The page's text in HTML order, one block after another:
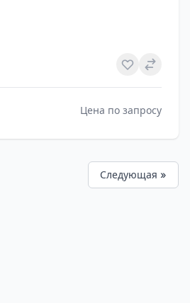
Цена по запросу
Следующая »